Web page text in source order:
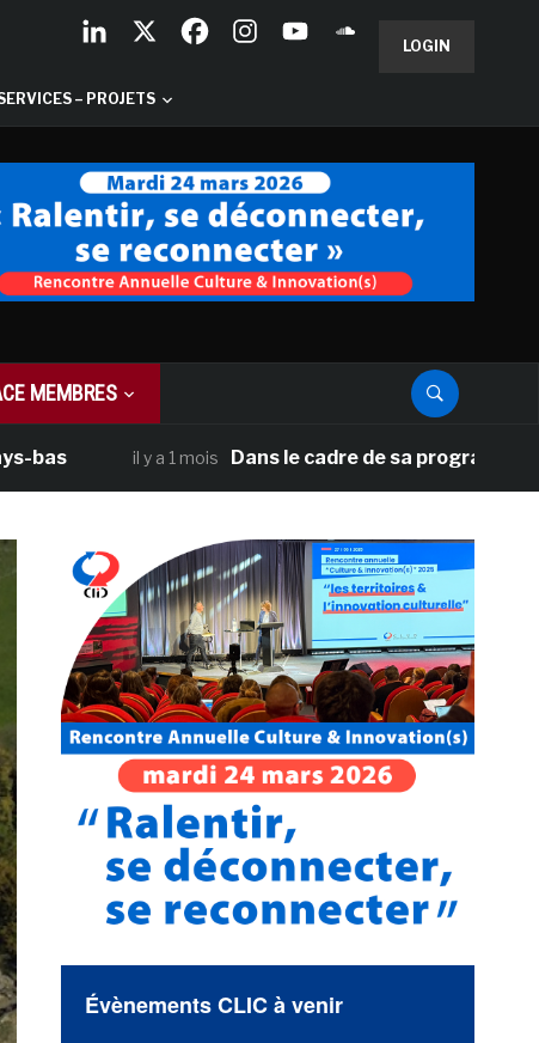
LOGIN
– PROJETS
MEMBRES
il y a 1 mois Dans le cadre de sa programmation
Évènements CLIC à venir